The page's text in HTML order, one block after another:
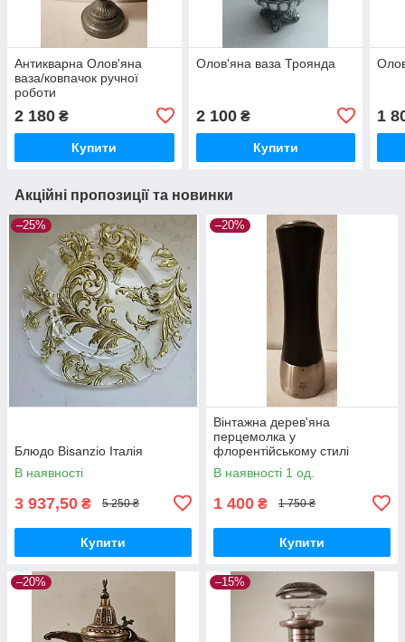
Антикварна Олов'яна
ваза/ковпачок ручної
роботи
2 180 ₴
Купити
Олов'яна ваза Троянда
2 100₴
Купити
1
Акційні пропозиції та новинки
–25%
Блюдо Bisanzio Італія
В наявності
3 937,50 ₴ 5 250 ₴
Купити
–20%
Вінтажна дерев'яна
перцемолка у
флорентійському стилі
В наявності 1 од.
1 400 ₴ 1 750 ₴
Купити
–20% –15%